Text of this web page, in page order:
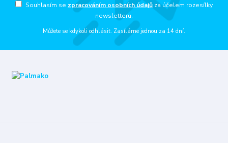
Souhlasím se zpracováním osobních údajůza účelem rozesílky
newsletteru.
Můžete se kdykoli odhlásit. Zasíláme jednou za 14 dní.